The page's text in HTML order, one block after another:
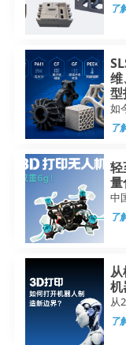
了
维
型
如
了
轻
量
中
了
机
从
了